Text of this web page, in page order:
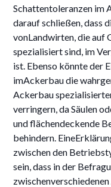
Schattentoleranzen im
darauf schließen, dass
vonLandwirten, die auf
spezialisiert sind, im
ist. Ebenso könnte der
imAckerbau die
Ackerbau
verringern, da Säulen
und flächendeckende
behindern.
zwischen den
sein, dass in der